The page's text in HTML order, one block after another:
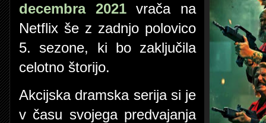
decembra 2021vrača na
Netflix še z zadnjo polovico
5. sezone, ki bo zaključila
celotno štorijo.
Akcijska dramska serija si je
v času svojega predvajanja